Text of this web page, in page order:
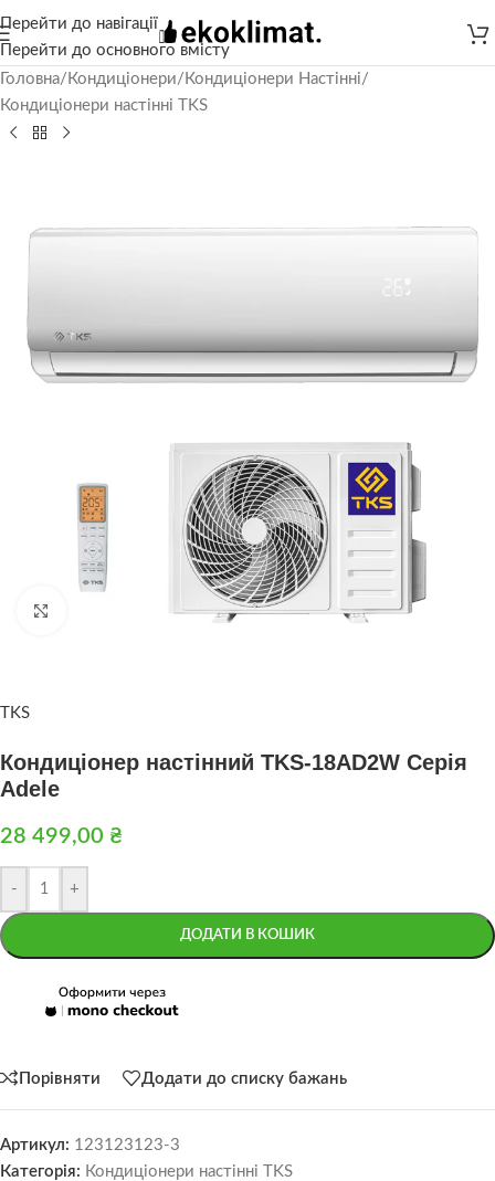
Перейти до навігації
Перейти до основного вмісту
Головна/ Кондиціонери/ Кондиціонери Настінні/
Кондиціонери настінні TKS
Натисніть, щоб збільшити
TKS
Кондиціонер настінний TKS-18AD2W Серія
Adele
28 499,00 ₴
- +
ДОДАТИ В КОШИК
Порівняти Додати до списку бажань
Артикул: 123123123-3
Категорія: Кондиціонери настінні TKS